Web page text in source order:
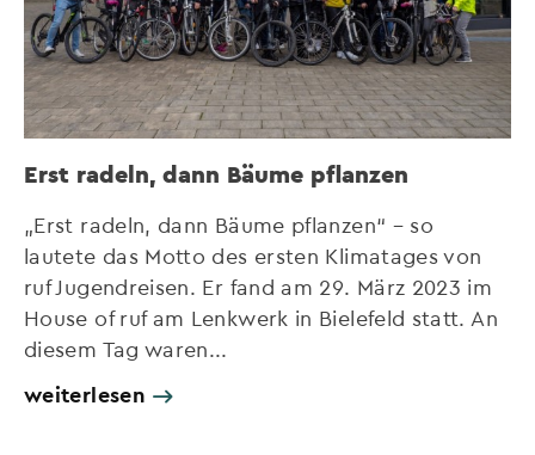
Erst radeln, dann Bäume pflanzen
„Erst radeln, dann Bäume pflanzen“ – so
lautete das Motto des ersten Klimatages von
ruf Jugendreisen. Er fand am 29. März 2023 im
House of ruf am Lenkwerk in Bielefeld statt. An
diesem Tag waren...
weiterlesen